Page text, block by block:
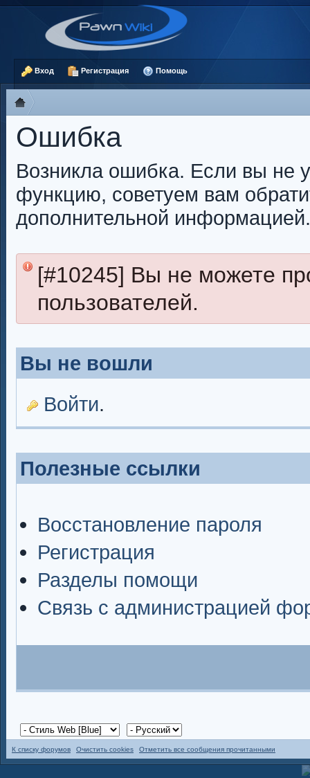
Вход Регистрация Помощь
Ошибка
Возникла ошибка. Если вы не
функцию, советуем вам
дополнительной информацией.
[#10245] Вы не можете
пользователей.
Вы не вошли
Войти.
Полезные ссылки
Восстановление пароля
Регистрация
Разделы помощи
Связь с администрацией
К списку форумов Очистить cookies Отметить все сообщения прочитанными